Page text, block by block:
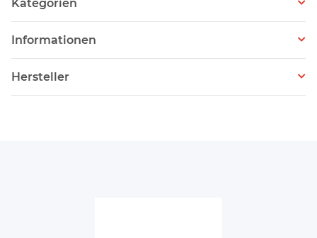
Kategorien
Informationen
Hersteller